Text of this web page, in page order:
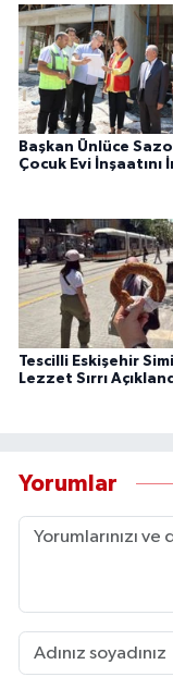
Başkan Ünlüce
Çocuk Evi İnşaatını
Tescilli Eskişehir
Lezzet Sırrı
Yorumlar